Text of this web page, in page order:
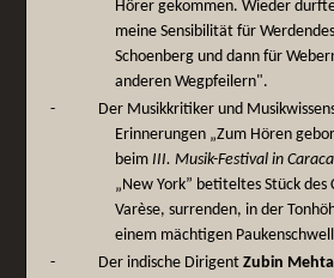
Hörer gekommen. Wieder
meine Sensibilität für
Schoenberg und dann für
anderen Wegpfeilern".
-
Der Musikkritiker und
Erinnerungen „Zum Hören
beimIII. Musik-Festival in
„New York” betiteltes Stück
Varèse, surrenden, in der
einem mächtigen
-
Der indische Dirigent Zubin Mehta